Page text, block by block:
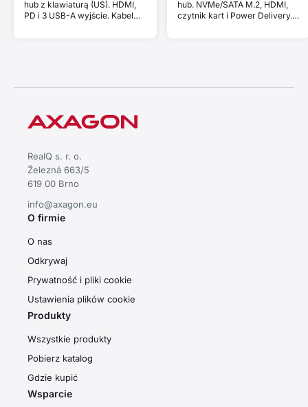
hub z klawiaturą (US). HDMI,
PD i 3 USB-A wyjście. Kabel
hub. NVMe/SATA M.2, HDMI,
czytnik kart i Power Delivery.
RealQ s. r. o.
Železná 663/5
619 00 Brno
info@axagon.eu
O firmie
O nas
Odkrywaj
Prywatność i pliki cookie
Ustawienia plików cookie
Produkty
Wszystkie produkty
Pobierz katalog
Gdzie kupić
Wsparcie